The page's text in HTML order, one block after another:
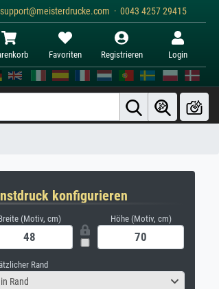
support@meisterdrucke.com · 0043 4257 29415
Favoriten Registrieren Login
konfigurieren
(Motiv, cm) Höhe (Motiv, cm)
Rand
Rand